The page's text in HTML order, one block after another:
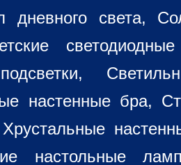
дневного света,
настенные бра,
настольные